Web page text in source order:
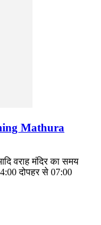
Mathura
वराह मंदिर का समय
दोपहर से 07:00